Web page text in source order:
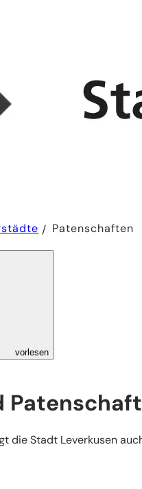
Patenschaften
vorlesen
die Stadt Leverkusen